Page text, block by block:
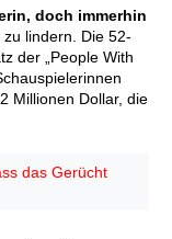
doch immerhin
lindern. Die 52-
der „People With
Millionen Dollar, die
das Gerücht